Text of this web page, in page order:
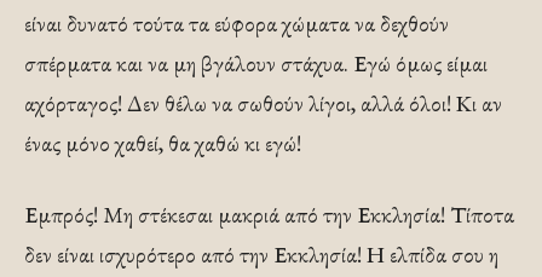
είναι δυνατό τούτα τα εύφορα χώματα να δε­χθούν
σπέρματα και να μη βγάλουν στάχυα. Εγώ όμως είμαι
αχόρταγος! Δεν θέλω να σωθούν λίγοι, αλλά όλοι! Κι αν
ένας μόνο χαθεί, θα χαθώ κι εγώ!
Εμπρός! Μη στέκεσαι μακριά από την Εκκλη­σία! Τίποτα
δεν είναι ισχυρότερο από την Εκκλη­σία! Η ελπίδα σου η